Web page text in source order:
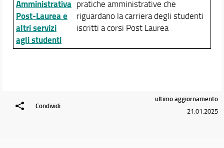
Amministrativa
Post-Laurea e
altri servizi
agli studenti
pratiche amministrative che
riguardano la carriera degli studenti
iscritti a corsi Post Laurea
Condividi
ultimo aggiornamento
21.01.2025